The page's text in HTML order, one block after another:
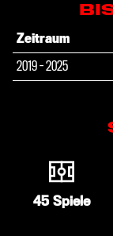
Zeitraum
2019 - 2025
45 Spiele